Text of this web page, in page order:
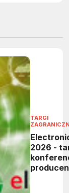
TARGI
2026 -